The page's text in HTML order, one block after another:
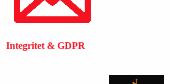
Integritet & GDPR